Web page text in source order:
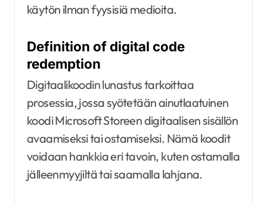
käytön ilman fyysisiä medioita.
Definition of digital code
redemption
Digitaalikoodin lunastus tarkoittaa
prosessia, jossa syötetään ainutlaatuinen
koodi Microsoft Storeen digitaalisen sisällön
avaamiseksi tai ostamiseksi. Nämä koodit
voidaan hankkia eri tavoin, kuten ostamalla
jälleenmyyjiltä tai saamalla lahjana.